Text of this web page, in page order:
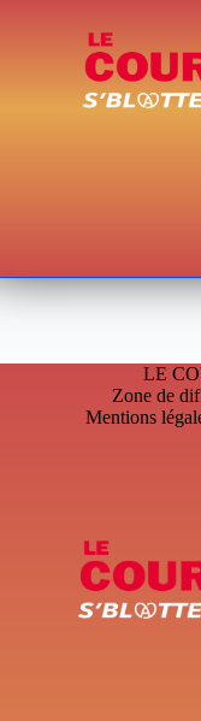
LE
Zone de
Mentions